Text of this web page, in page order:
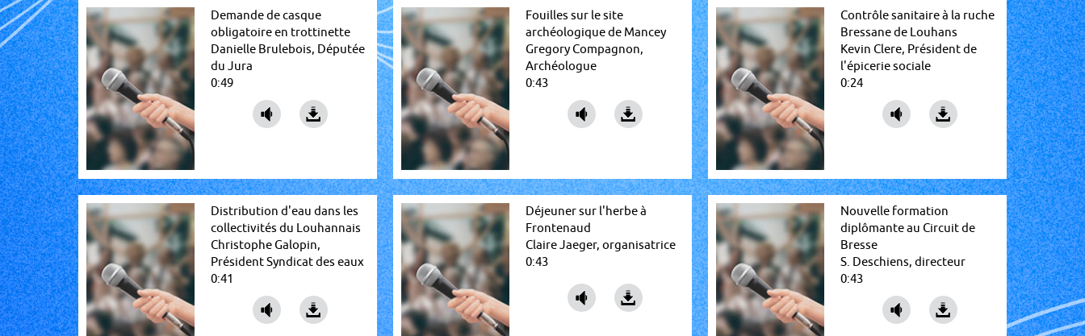
Demande de casque
obligatoire en trottinette
Danielle Brulebois, Députée
du Jura
0:49
Fouilles sur le site
archéologique de Mancey
Gregory Compagnon,
Archéologue
0:43
Contrôle sanitaire à la ruche
Bressane de Louhans
Kevin Clere, Président de
l'épicerie sociale
0:24
Distribution d'eau dans les
collectivités du Louhannais
Christophe Galopin,
Président Syndicat des eaux
0:41
Déjeuner sur l'herbe à
Frontenaud
Claire Jaeger, organisatrice
0:43
Nouvelle formation
diplômante au Circuit de
Bresse
S. Deschiens, directeur
0:43